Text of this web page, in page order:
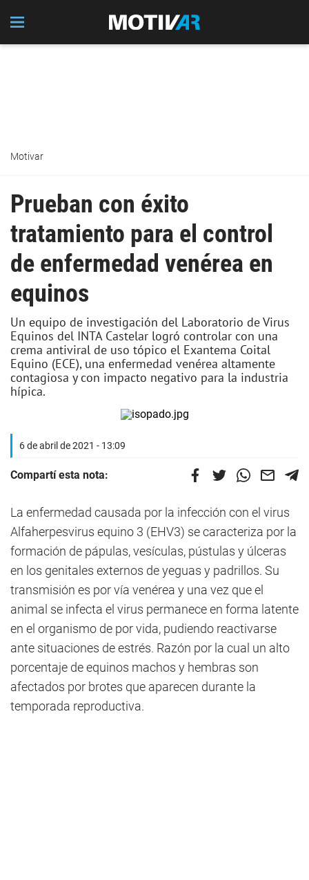
Motivar
Prueban con éxito
tratamiento para el control
de enfermedad venérea en
equinos
Un equipo de investigación del Laboratorio de Virus
Equinos del INTA Castelar logró controlar con una
crema antiviral de uso tópico el Exantema Coital
Equino (ECE), una enfermedad venérea altamente
contagiosa y con impacto negativo para la industria
hípica.
6 de abril de 2021 - 13:09
Compartí esta nota:
La enfermedad causada por la infección con el virus
Alfaherpesvirus equino 3 (EHV3) se caracteriza por la
formación de pápulas, vesículas, pústulas y úlceras
en los genitales externos de yeguas y padrillos. Su
transmisión es por vía venérea y una vez que el
animal se infecta el virus permanece en forma latente
en el organismo de por vida, pudiendo reactivarse
ante situaciones de estrés. Razón por la cual un alto
porcentaje de equinos machos y hembras son
afectados por brotes que aparecen durante la
temporada reproductiva.